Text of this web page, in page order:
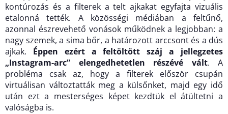
kontúrozás és a filterek a telt ajkakat egyfajta vizuális
etalonná tették. A közösségi médiában a feltűnő,
azonnal észrevehető vonások működnek a legjobban: a
nagy szemek, a sima bőr, a határozott arccsont és a dús
ajkak. Éppen ezért a feltöltött száj a jellegzetes
„Instagram-arc” elengedhetetlen részévé vált. A
probléma csak az, hogy a filterek először csupán
virtuálisan változtatták meg a külsőnket, majd egy idő
után ezt a mesterséges képet kezdtük el átültetni a
valóságba is.